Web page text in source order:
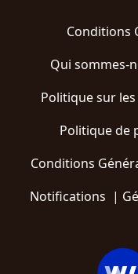
Conditions
Qui sommes-
Politique sur
Politique de
Conditions
Notifications |